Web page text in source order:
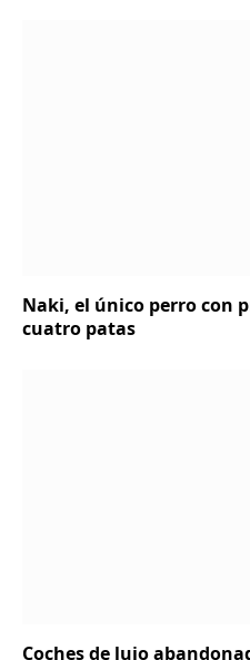
Naki, el único perro con
cuatro patas
Coches de lujo